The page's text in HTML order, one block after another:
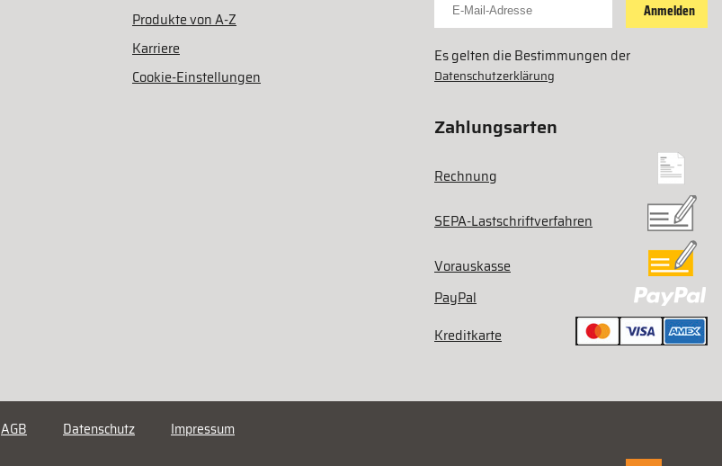
Produkte von A-Z
Karriere
Cookie-Einstellungen
Anmelden
Es gelten die Bestimmungen der
Datenschutzerklärung
Zahlungsarten
Rechnung
SEPA-Lastschriftverfahren
Vorauskasse
PayPal
Kreditkarte
AGB Datenschutz Impressum